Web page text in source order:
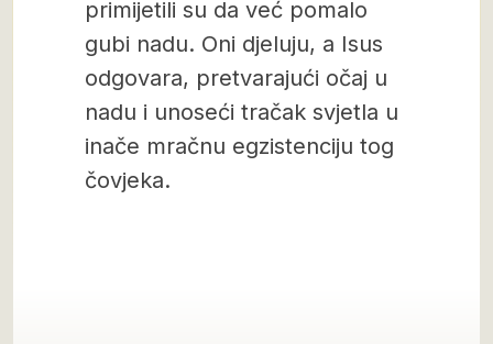
primijetili su da već pomalo
gubi nadu. Oni djeluju, a Isus
odgovara, pretvarajući očaj u
nadu i unoseći tračak svjetla u
inače mračnu egzistenciju tog
čovjeka.